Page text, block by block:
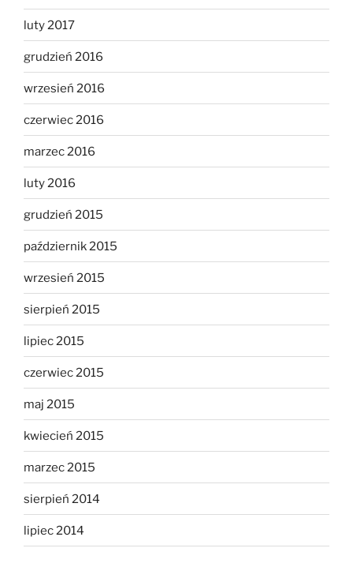
luty 2017
grudzień 2016
wrzesień 2016
czerwiec 2016
marzec 2016
luty 2016
grudzień 2015
październik 2015
wrzesień 2015
sierpień 2015
lipiec 2015
czerwiec 2015
maj 2015
kwiecień 2015
marzec 2015
sierpień 2014
lipiec 2014